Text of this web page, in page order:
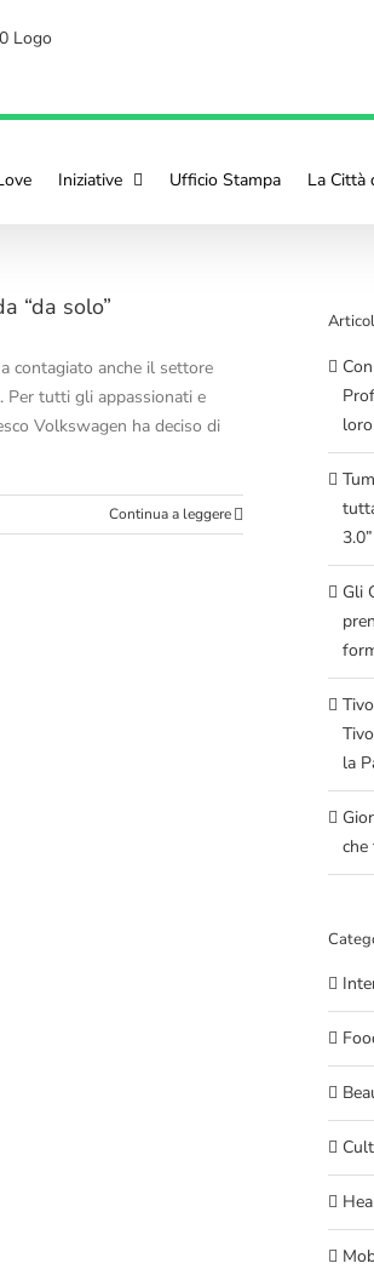
Iniziative Ufficio Stampa La Città
“da solo”
contagiato anche il settore
Per tutti gli appassionati e
Volkswagen ha deciso di
Continua a leggere
3.0”
Gli
la
che